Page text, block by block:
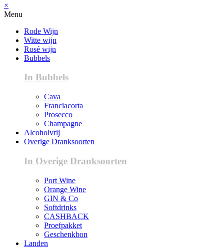
×
Menu
Rode Wijn
Witte wijn
Rosé wijn
Bubbels
In Bubbels
Cava
Franciacorta
Prosecco
Champagne
Alcoholvrij
Overige Dranksoorten
In Overige Dranksoorten
Port Wine
Orange Wine
GIN & Co
Softdrinks
CASHBACK
Proefpakket
Geschenkbon
Landen